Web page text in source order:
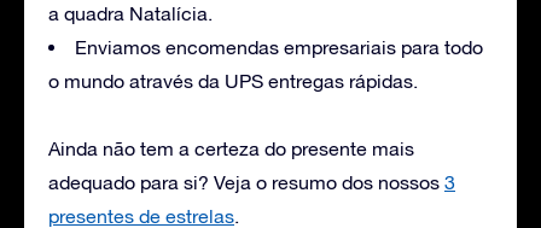
a quadra Natalícia.
Enviamos encomendas empresariais para todo
o mundo através da UPS entregas rápidas.
Ainda não tem a certeza do presente mais
adequado para si? Veja o resumo dos nossos 3
presentes de estrelas.